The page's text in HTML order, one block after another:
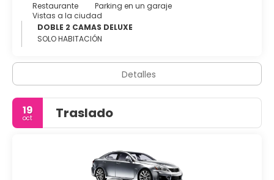
Restaurante
Parking en un garaje
Vistas a la ciudad
DOBLE 2 CAMAS DELUXE
SOLO HABITACIÓN
Detalles
19
oct Traslado